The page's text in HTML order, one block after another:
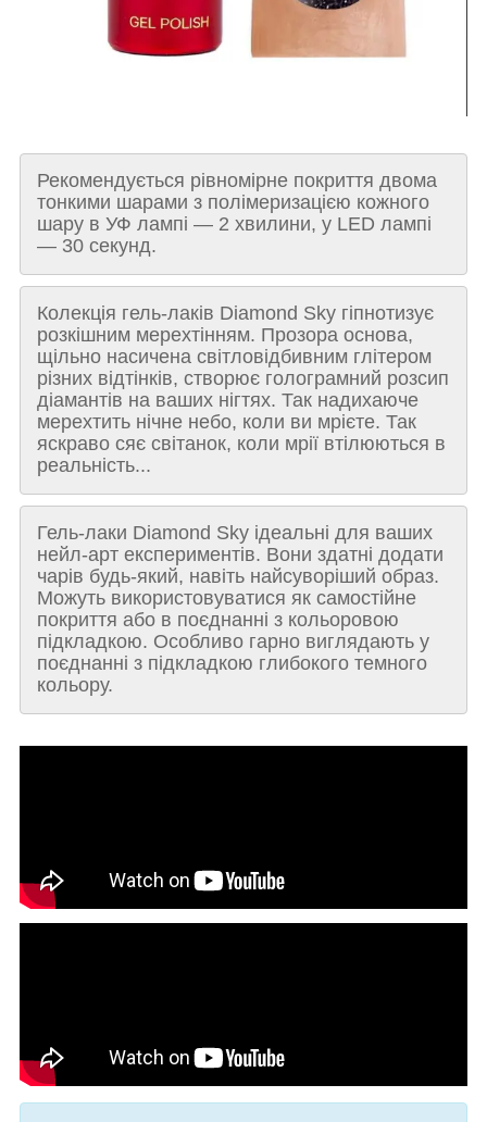
Рекомендується рівномірне покриття двома
тонкими шарами з полімеризацією кожного
шару в УФ лампі — 2 хвилини, у LED лампі
— 30 секунд.
Колекція гель-лаків Diamond Sky гіпнотизує
розкішним мерехтінням. Прозора основа,
щільно насичена світловідбивним глітером
різних відтінків, створює голограмний розсип
діамантів на ваших нігтях. Так надихаюче
мерехтить нічне небо, коли ви мрієте. Так
яскраво сяє світанок, коли мрії втілюються в
реальність...
Гель-лаки Diamond Sky ідеальні для ваших
нейл-арт експериментів. Вони здатні додати
чарів будь-який, навіть найсуворіший образ.
Можуть використовуватися як самостійне
покриття або в поєднанні з кольоровою
підкладкою. Особливо гарно виглядають у
поєднанні з підкладкою глибокого темного
кольору.